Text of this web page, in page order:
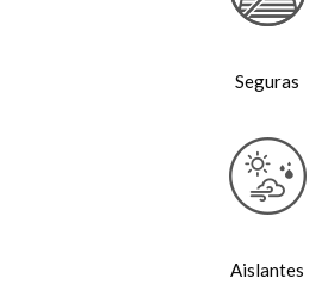
Seguras
Aislantes